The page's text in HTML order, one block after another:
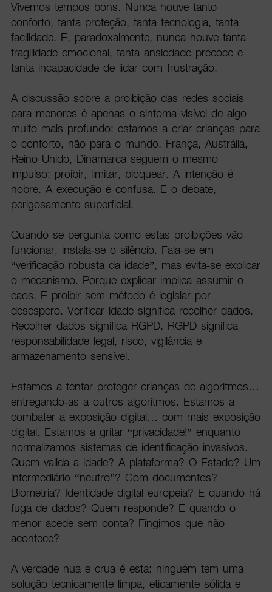
Vivemos tempos bons. Nunca houve tanto
conforto, tanta proteção, tanta tecnologia, tanta
facilidade. E, paradoxalmente, nunca houve tanta
fragilidade emocional, tanta ansiedade precoce e
tanta incapacidade de lidar com frustração.
A discussão sobre a proibição das redes sociais
para menores é apenas o sintoma visível de algo
muito mais profundo: estamos a criar crianças para
o conforto, não para o mundo. França, Austrália,
Reino Unido, Dinamarca seguem o mesmo
impulso: proibir, limitar, bloquear. A intenção é
nobre. A execução é confusa. E o debate,
perigosamente superficial.
Quando se pergunta como estas proibições vão
funcionar, instala-se o silêncio. Fala-se em
“verificação robusta da idade”, mas evita-se explicar
o mecanismo. Porque explicar implica assumir o
caos. E proibir sem método é legislar por
desespero. Verificar idade significa recolher dados.
Recolher dados significa RGPD. RGPD significa
responsabilidade legal, risco, vigilância e
armazenamento sensível.
Estamos a tentar proteger crianças de algoritmos…
entregando-as a outros algoritmos. Estamos a
combater a exposição digital… com mais exposição
digital. Estamos a gritar “privacidade!” enquanto
normalizamos sistemas de identificação invasivos.
Quem valida a idade? A plataforma? O Estado? Um
intermediário “neutro”? Com documentos?
Biometria? Identidade digital europeia? E quando há
fuga de dados? Quem responde? E quando o
menor acede sem conta? Fingimos que não
acontece?
A verdade nua e crua é esta: ninguém tem uma
solução tecnicamente limpa, eticamente sólida e